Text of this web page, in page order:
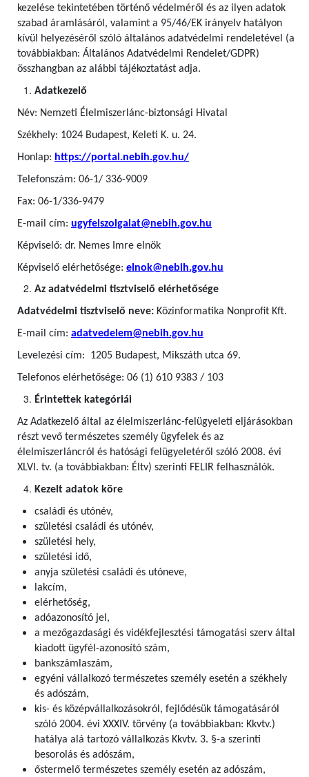
kezelése tekintetében történő védelméről és az ilyen adatok
szabad áramlásáról, valamint a 95/46/EK irányelv hatályon
kívül helyezéséről szóló általános adatvédelmi rendeletével (a
továbbiakban: Általános Adatvédelmi Rendelet/GDPR)
összhangban az alábbi tájékoztatást adja.
Adatkezelő
Név: Nemzeti Élelmiszerlánc-biztonsági Hivatal
Székhely: 1024 Budapest, Keleti K. u. 24.
Honlap: https://portal.nebih.gov.hu/
Telefonszám: 06-1/ 336-9009
Fax: 06-1/336-9479
E-mail cím: ugyfelszolgalat@nebih.gov.hu
Képviselő: dr. Nemes Imre elnök
Képviselő elérhetősége: elnok@nebih.gov.hu
Az adatvédelmi tisztviselő elérhetősége
Adatvédelmi tisztviselő neve: Közinformatika Nonprofit Kft.
E-mail cím: adatvedelem@nebih.gov.hu
Levelezési cím: 1205 Budapest, Mikszáth utca 69.
Telefonos elérhetősége: 06 (1) 610 9383 / 103
Érintettek kategóriái
Az Adatkezelő által az élelmiszerlánc-felügyeleti eljárásokban
részt vevő természetes személy ügyfelek és az
élelmiszerláncról és hatósági felügyeletéről szóló 2008. évi
XLVI. tv. (a továbbiakban: Éltv) szerinti FELIR felhasználók.
Kezelt adatok köre
családi és utónév,
születési családi és utónév,
születési hely,
születési idő,
anyja születési családi és utóneve,
lakcím,
elérhetőség,
adóazonosító jel,
a mezőgazdasági és vidékfejlesztési támogatási szerv által
kiadott ügyfél-azonosító szám,
bankszámlaszám,
egyéni vállalkozó természetes személy esetén a székhely
és adószám,
kis- és középvállalkozásokról, fejlődésük támogatásáról
szóló 2004. évi XXXIV. törvény (a továbbiakban: Kkvtv.)
hatálya alá tartozó vállalkozás Kkvtv. 3. §-a szerinti
besorolás és adószám,
őstermelő természetes személy esetén az adószám,